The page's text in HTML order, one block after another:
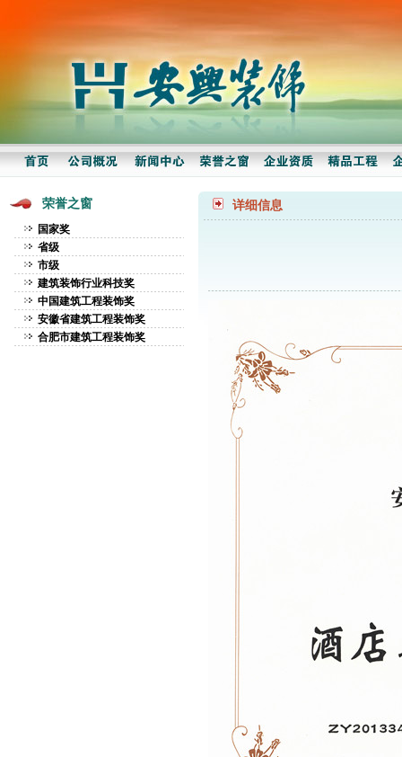
荣誉之窗
国家奖
省级
市级
建筑装饰行业科技奖
中国建筑工程装饰奖
安徽省建筑工程装饰奖
合肥市建筑工程装饰奖
详细信息